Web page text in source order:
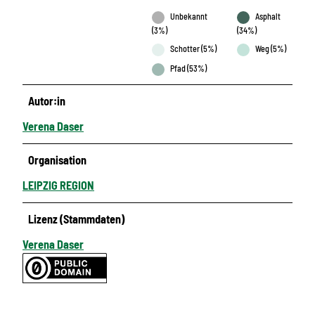
Unbekannt
(3%)
Asphalt
(34%)
Schotter (5%)
Weg (5%)
Pfad (53%)
Autor:in
Verena Daser
Organisation
LEIPZIG REGION
Lizenz (Stammdaten)
Verena Daser